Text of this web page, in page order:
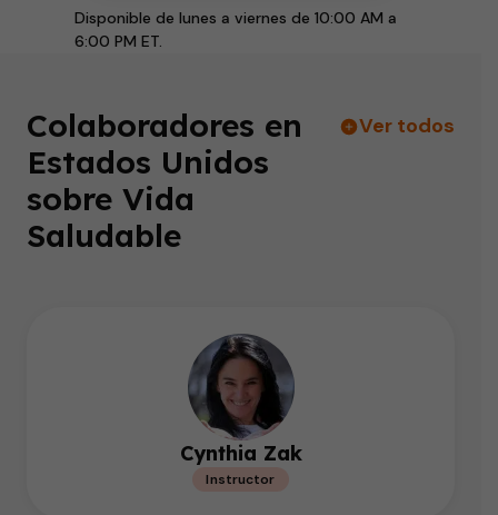
Disponible de lunes a viernes de 10:00 AM a
6:00 PM ET.
Colaboradores en
Estados Unidos
sobre Vida
Saludable
Ver todos
Cynthia Zak
Instructor